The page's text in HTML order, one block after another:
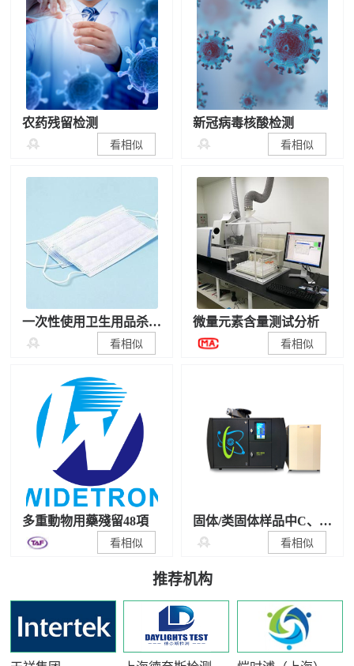
农药残留检测
 看相似
新冠病毒核酸检测
 看相似
一次性使用卫生用品杀
菌/抑菌性能检测
 看相似
微量元素含量测试分析
看相似
多重動物用藥殘留48項
看相似
固体/类固体样品中C、N
稳定同位素比值测试
 看相似
推荐机构